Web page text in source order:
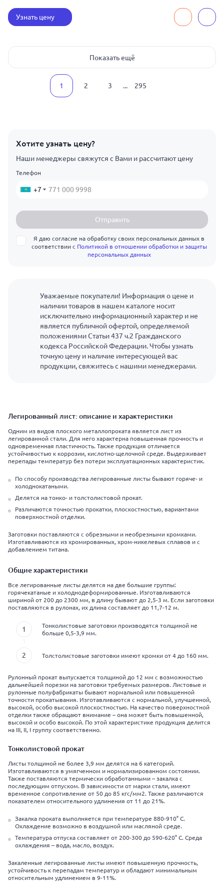
Узнать цену
Показать ещё
1 2 3 ... 295
Хотите узнать цену?
Наши менеджеры свяжутся с Вами и рассчитают цену
Телефон
+7
Отправить
Я даю согласие на обработку своих персональных данных в
соответствии с Политикой в отношении обработки и защиты
персональных данных
Уважаемые покупатели! Информация о цене и
наличии товаров в нашем каталоге носит
исключительно информационный характер и не
является публичной офертой, определяемой
положениями Статьи 437 ч.2 Гражданского
кодекса Российской Федерации. Чтобы узнать
точную цену и наличие интересующей вас
продукции, свяжитесь с нашими менеджерами.
Легированный лист: описание и характеристики
Одним из видов плоского металлопроката является лист из
легированной стали. Для него характерна повышенная прочность и
одновременная пластичность. Также продукция отличается
устойчивостью к коррозии, кислотно-щелочной среде. Выдерживает
перепады температур без потери эксплуатационных характеристик.
По способу производства легированные листы бывают горяче- и
холоднокатаными.
Делятся на тонко- и толстолистовой прокат.
Различаются точностью прокатки, плоскостностью, вариантами
поверхностной отделки.
Заготовки поставляются с обрезными и необрезными кромками.
Изготавливаются из хромированных, хром-никелевых сплавов и с
добавлением титана.
Общие характеристики
Все легированные листы делятся на две большие группы:
горячекатаные и холоднодеформированные. Изготавливаются
шириной от 200 до 2300 мм, в длину бывают до 2,5-3 м. Если заготовки
поставляются в рулонах, их длина составляет до 11,7-12 м.
Тонколистовые заготовки производятся толщиной не
больше 0,5-3,9 мм.
Толстолистовые заготовки имеют кромки от 4 до 160 мм.
Рулонный прокат выпускается толщиной до 12 мм с возможностью
дальнейшей порезки на заготовки требуемых размеров. Листовые и
рулонные полуфабрикаты бывают нормальной или повышенной
точности прокатывания. Изготавливаются с нормальной, улучшенной,
высокой, особо высокой плоскостностью. На качество поверхностной
отделки также обращают внимание – она может быть повышенной,
высокой и особо высокой. По этой характеристике продукция делится
на III, II, I группу соответственно.
Тонколистовой прокат
Листы толщиной не более 3,9 мм делятся на 6 категорий.
Изготавливаются в умягченном и нормализированном состоянии.
Также поставляются термически обработанными – закалка с
последующим отпуском. В зависимости от марки стали, имеют
временное сопротивление от 50 до 85 кгс/мм2. Также различаются
показателем относительного удлинения от 11 до 21%.
Закалка проката выполняется при температуре 880-910° C.
Охлаждение возможно в воздушной или масляной среде.
Температура отпуска составляет от 200-300 до 590-620° C. Среда
охлаждения – вода, масло, воздух.
Закаленные легированные листы имеют повышенную прочность,
устойчивость к перепадам температур и обладают минимальным
относительным удлинением в 9-11%.